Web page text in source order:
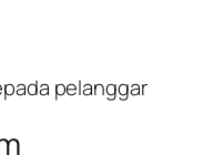
pelanggar